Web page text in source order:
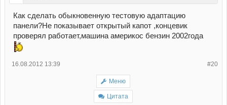
Как сделать обыкновенную тестовую адаптацию
панели?Не показывает открытый капот ,концевик
проверял работает,машина америкос бензин 2002года
#20
16.08.2012 13:39
Меню
Цитата